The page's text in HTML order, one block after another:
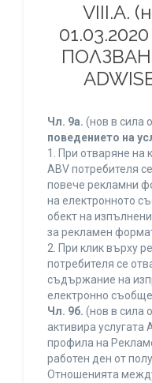
VIII.A.
Чл. 9а. (нов в сила
поведението на
1. При отваряне на
ABV потребителя
повече рекламни
на електронното
обект на
за рекламен
2. При клик върху
потребителя се
съдържание на
електронно
Чл. 9б. (нов в сила
активира услугата
профила на
работен ден от
Отношенията